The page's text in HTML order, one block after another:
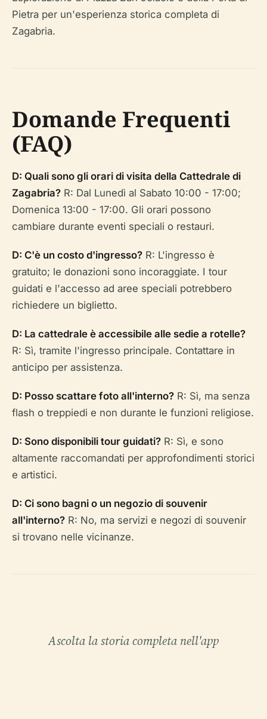
Pietra per un'esperienza storica completa di
Zagabria.
Domande Frequenti
(FAQ)
D: Quali sono gli orari di visita della Cattedrale di
Zagabria? R: Dal Lunedì al Sabato 10:00 - 17:00;
Domenica 13:00 - 17:00. Gli orari possono
cambiare durante eventi speciali o restauri.
D: C'è un costo d'ingresso? R: L'ingresso è
gratuito; le donazioni sono incoraggiate. I tour
guidati e l'accesso ad aree speciali potrebbero
richiedere un biglietto.
D: La cattedrale è accessibile alle sedie a rotelle?
R: Sì, tramite l'ingresso principale. Contattare in
anticipo per assistenza.
D: Posso scattare foto all'interno? R: Sì, ma senza
flash o treppiedi e non durante le funzioni religiose.
D: Sono disponibili tour guidati? R: Sì, e sono
altamente raccomandati per approfondimenti storici
e artistici.
D: Ci sono bagni o un negozio di souvenir
all'interno? R: No, ma servizi e negozi di souvenir
si trovano nelle vicinanze.
Ascolta la storia completa nell'app